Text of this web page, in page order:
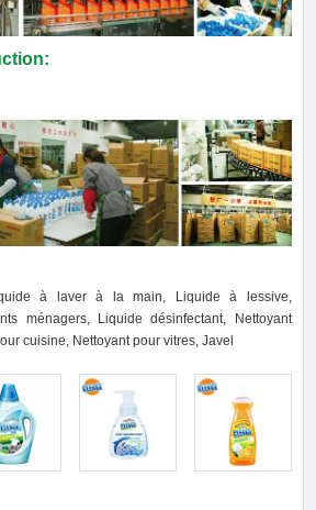
à laver à la main, Liquide à lessive,
ménagers, Liquide désinfectant, Nettoyant
cuisine, Nettoyant pour vitres, Javel